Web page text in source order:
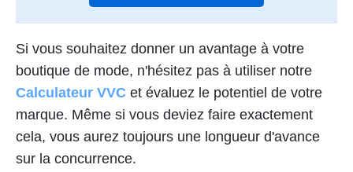
Si vous souhaitez donner un avantage à votre
boutique de mode, n'hésitez pas à utiliser notre
Calculateur VVC et évaluez le potentiel de votre
marque. Même si vous deviez faire exactement
cela, vous aurez toujours une longueur d'avance
sur la concurrence.